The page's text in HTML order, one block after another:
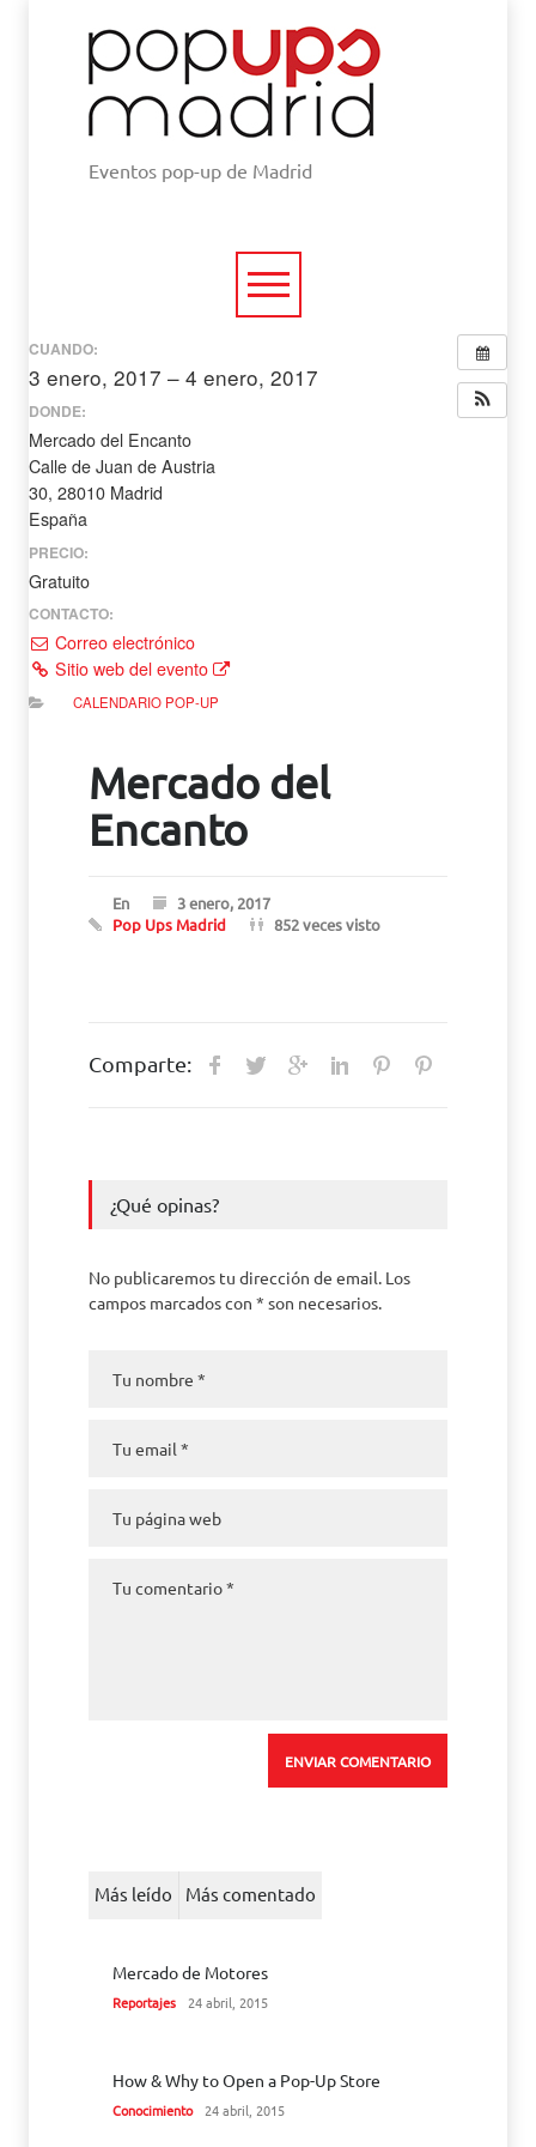
Eventos pop-up de Madrid
CUANDO:
3 enero, 2017 – 4 enero, 2017
DONDE:
Mercado del Encanto
Calle de Juan de Austria
30, 28010 Madrid
España
PRECIO:
Gratuito
CONTACTO:
Correo electrónico
Sitio web del evento
CALENDARIO POP-UP
Mercado del
Encanto
En
3 enero, 2017
Pop Ups Madrid
852 veces visto
Comparte:
¿Qué opinas?
No publicaremos tu dirección de email. Los
campos marcados con * son necesarios.
Más leído Más comentado
Mercado de Motores
Reportajes 24 abril, 2015
How & Why to Open a Pop-Up Store
Conocimiento 24 abril, 2015